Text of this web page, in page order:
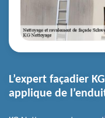
L’expert façadier
applique de